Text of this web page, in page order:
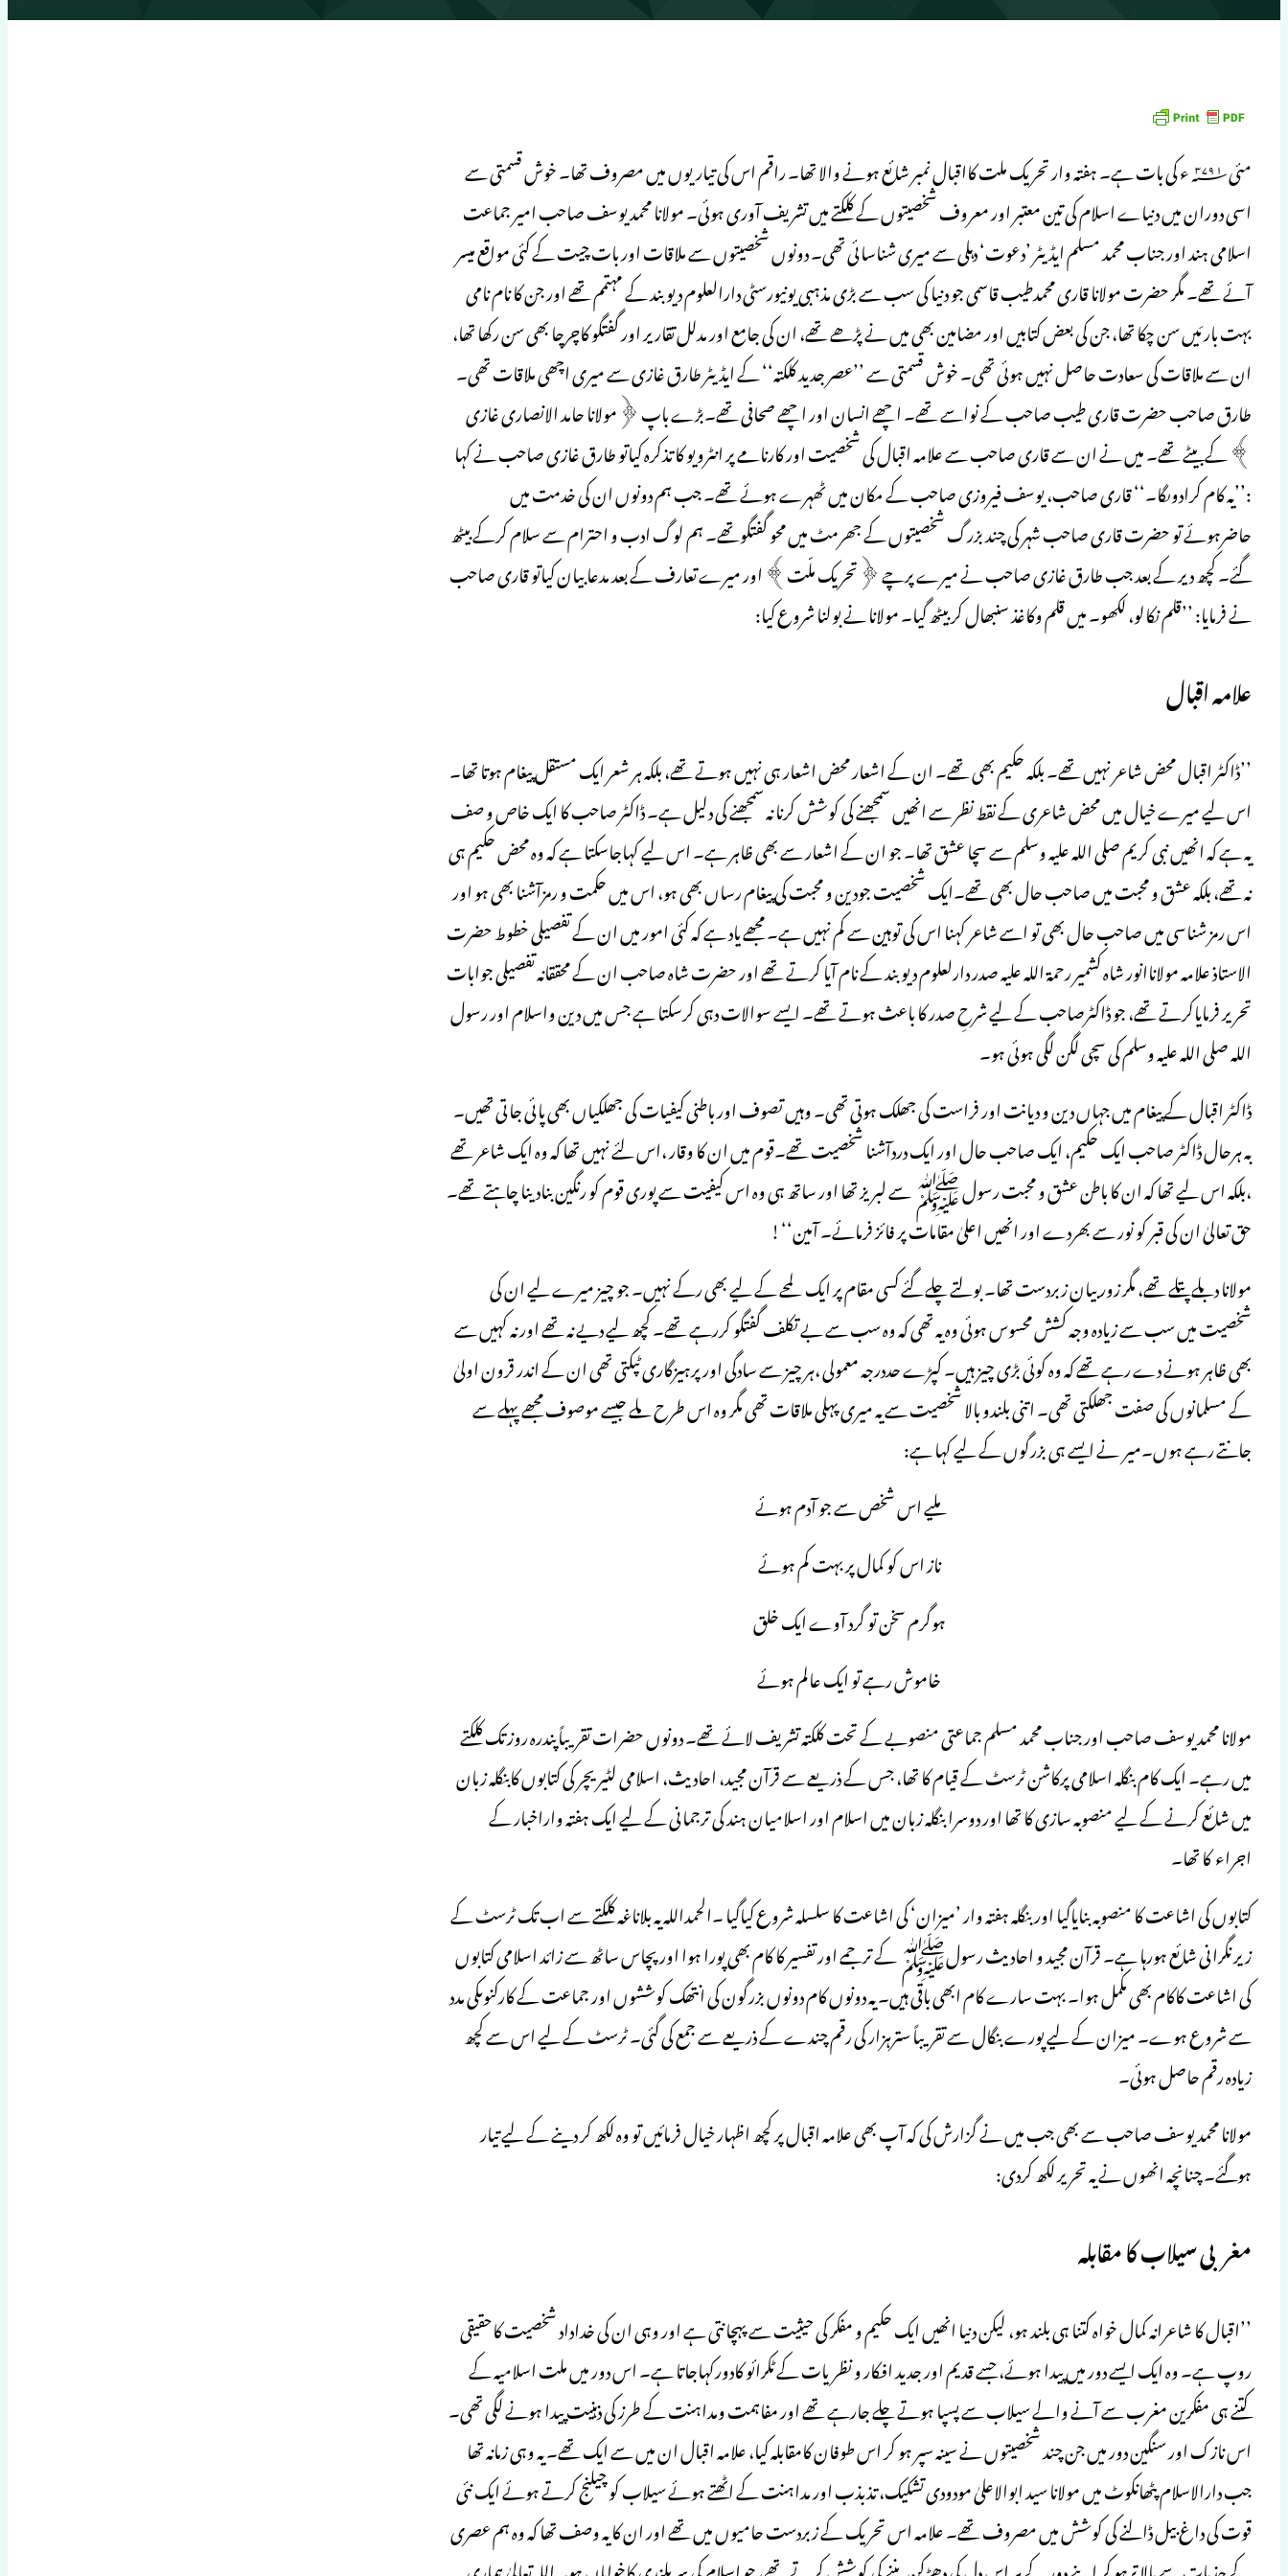
مئی۱۹۷۳؁ء کی بات ہے۔ ہفتہ وار تحریک ملت کااقبال نمبر شائع ہونے والا تھا۔ راقم اس کی تیاریوں میں مصروف تھا۔ خوش قسمتی سے
اسی دوران میں دنیاے اسلام کی تین معتبر اور معروف شخصیتوں کے کلکتے میں تشریف آوری ہوئی۔ مولانا محمد یوسف صاحب امیر جماعت
اسلامی ہند اور جناب محمد مسلم ایڈیٹر ’دعوت‘ دہلی سے میری شناسائی تھی۔ دونوں شخصیتوں سے ملاقات اور بات چیت کے کئی مواقع میسر
آئے تھے۔ مگر حضرت مولانا قاری محمدطیب قاسمی جو دنیا کی سب سے بڑی مذہبی یونیورسٹی دارالعلوم دیوبند کے مہتمم تھے اور جن کا نام نامی
بہت بار مَیں سن چکا تھا، جن کی بعض کتابیں اور مضامین بھی میں نے پڑھے تھے، ان کی جامع اور مدلل تقاریر اور گفتگو کاچرچا بھی سن رکھا تھا،
ان سے ملاقات کی سعادت حاصل نہیں ہوئی تھی۔ خوش قسمتی سے ’’عصر جدید کلکتہ‘‘ کے ایڈیٹر طارق غازی سے میری اچھی ملاقات تھی۔
طارق صاحب حضرت قاری طیب صاحب کے نواسے تھے۔ اچھے انسان اور اچھے صحافی تھے۔بڑے باپ ﴿مولانا حامد الانصاری غازی
﴾ کے بیٹے تھے۔ میں نے ان سے قاری صاحب سے علامہ اقبال کی شخصیت اور کارنامے پر انٹرویو کا تذکرہ کیاتو طارق غازی صاحب نے کہا
:’’یہ کام کرادوںگا۔‘‘ قاری صاحب، یوسف فیروزی صاحب کے مکان میں ٹھہرے ہوئے تھے۔ جب ہم دونوں ان کی خدمت میں
حاضرہوئے تو حضرت قاری صاحب شہر کی چند بزرگ شخصیتوں کے جھرمٹ میں محو گفتگوتھے۔ ہم لوگ ادب و احترام سے سلام کرکے بیٹھ
گئے۔ کچھ دیر کے بعد جب طارق غازی صاحب نے میرے پرچے ﴿تحریک ملّت﴾ اور میرے تعارف کے بعد مدعابیان کیاتو قاری صاحب
نے فرمایا: ’’قلم نکالو، لکھو۔ میں قلم وکاغذ سنبھال کر بیٹھ گیا۔ مولانا نے بولنا شروع کیا:
علامہ اقبال
’’ڈاکٹر اقبال محض شاعر نہیں تھے۔ بلکہ حکیم بھی تھے۔ ان کے اشعار محض اشعار ہی نہیں ہوتے تھے، بلکہ ہر شعر ایک مستقل پیغام ہوتا تھا۔
اس لیے میرے خیال میں محض شاعری کے نقط نظر سے انھیں سمجھنے کی کوشش کرنا نہ سمجھنے کی دلیل ہے۔ ڈاکٹر صاحب کا ایک خاص و صف
یہ ہے کہ انھیں نبی کریم صلی اللہ علیہ وسلم سے سچا عشق تھا۔ جو ان کے اشعار سے بھی ظاہر ہے۔ اس لیے کہاجاسکتا ہے کہ وہ محض حکیم ہی
نہ تھے، بلکہ عشق و محبت میں صاحب حال بھی تھے۔ایک شخصیت جودین و محبت کی پیغام رساں بھی ہو، اس میں حکمت و رمزآشنا بھی ہو اور
اس رمز شناسی میں صاحب حال بھی تو اسے شاعر کہنا اس کی توہین سے کم نہیں ہے۔ مجھے یاد ہے کہ کئی امور میں ان کے تفصیلی خطوط حضرت
الاستاذ علامہ مولاناانور شاہ کشمیر رحمۃ اللہ علیہ صدر دارلعلوم دیوبند کے نام آیا کرتے تھے اور حضرت شاہ صاحب ان کے محققانہ تفصیلی جوابات
تحریر فرمایاکرتے تھے، جو ڈاکٹرصاحب کے لیے شرحِ صدر کا باعث ہوتے تھے۔ ایسے سوالات دہی کرسکتا ہے جس میں دین واسلام اور رسول
اللہ صلی اللہ علیہ وسلم کی سچی لگن لگی ہوئی ہو۔
ڈاکٹر اقبال کے پیغام میں جہاں دین و دیانت اور فراست کی جھلک ہوتی تھی۔ وہیں تصوف اور باطنی کیفیات کی جھلکیاں بھی پائی جاتی تھیں۔
بہ ہرحال ڈاکٹر صاحب ایک حکیم، ایک صاحب حال اور ایک دردآشنا شخصیت تھے۔قوم میں ان کا وقار ،اس لئے نہیں تھا کہ وہ ایک شاعر تھے
،بلکہ اس لیے تھا کہ ان کا باطن عشق و محبت رسول ﷺ سے لبریز تھا اور ساتھ ہی وہ اس کیفیت سے پوری قوم کو رنگین بنادینا چاہتے تھے۔
حق تعالیٰ ان کی قبر کو نور سے بھردے اور انھیں اعلیٰ مقامات پر فائز فرمائے۔ آمین‘‘!
مولانا دبلے پتلے تھے، مگر زور بیان زبردست تھا۔ بولتے چلے گئے کسی مقام پر ایک لمحے کے لیے بھی رکے نہیں۔ جو چیز میرے لیے ان کی
شخصیت میں سب سے زیادہ وجہ کشش محسوس ہوئی وہ یہ تھی کہ وہ سب سے بے تکلف گفتگو کررہے تھے۔ کچھ لیے دیے نہ تھے اور نہ کہیں سے
بھی ظاہر ہونے دے رہے تھے کہ وہ کوئی بڑی چیز ہیں۔ کپڑے حددرجہ معمولی ،ہر چیز سے سادگی اور پرہیزگاری ٹپکتی تھی ان کے اندر قرون اولیٰ
کے مسلمانوں کی صفت جھلکتی تھی۔ اتنی بلندو بالا شخصیت سے یہ میری پہلی ملاقات تھی مگر وہ اس طرح ملے جیسے موصوف مجھے پہلے سے
جانتے رہے ہوں۔میر نے ایسے ہی بزرگوں کے لیے کہا ہے:
ملیے اس شخص سے جو آدم ہوئے
ناز اس کو کمال پر بہت کم ہوئے
ہوگرم سخن تو گرد آوے ایک خلق
خاموش رہے تو ایک عالم ہوئے
مولانا محمد یوسف صاحب اور جناب محمد مسلم جماعتی منصوبے کے تحت کلکتہ تشریف لائے تھے۔ دونوں حضرات تقریباًپندرہ روز تک کلکتے
میں رہے۔ ایک کام بنگلہ اسلامی پرکاشن ٹرسٹ کے قیام کا تھا، جس کے ذریعے سے قرآن مجید، احادیث، اسلامی لٹیریچر کی کتابوں کابنگلہ زبان
میں شائع کرنے کے لیے منصوبہ سازی کا تھا اور دوسرا بنگلہ زبان میں اسلام اور اسلامیان ہند کی ترجمانی کے لیے ایک ہفتہ واراخبار کے
اجراء کا تھا۔
کتابوں کی اشاعت کا منصوبہ بنایاگیا اور بنگلہ ہفتہ وار ’میزان‘ کی اشاعت کا سلسلہ شروع کیاگیا ۔الحمداللہ یہ بلاناغہ کلکتے سے اب تک ٹرسٹ کے
زیر نگرانی شائع ہورہا ہے۔ قرآن مجید و احادیث رسولﷺ کے ترجمے اور تفسیر کا کام بھی پورا ہوا اور پچاس ساٹھ سے زائد اسلامی کتابوں
کی اشاعت کاکام بھی مکمل ہوا۔ بہت سارے کام ابھی باقی ہیں۔ یہ دونوں کام دونوں بزرگون کی انتھک کوششوں اور جماعت کے کارکنوںکی مدد
سے شروع ہوے۔ میزان کے لیے پورے بنگال سے تقریباً سترہزار کی رقم چندے کے ذریعے سے جمع کی گئی۔ ٹرسٹ کے لیے اس سے کچھ
زیادہ رقم حاصل ہوئی۔
مولانا محمد یوسف صاحب سے بھی جب میں نے گزارش کی کہ آپ بھی علامہ اقبال پر کچھ اظہار خیال فرمائیں تو وہ لکھ کر دینے کے لیے تیار
ہوگئے۔ چنانچہ انھوں نے یہ تحریر لکھ کردی:
مغربی سیلاب کا مقابلہ
’’اقبال کا شاعرانہ کمال خواہ کتنا ہی بلند ہو، لیکن دنیا انھیں ایک حکیم و مفکر کی حیثیت سے پہچانتی ہے اور وہی ان کی خداداد شخصیت کاحقیقی
روپ ہے۔ وہ ایک ایسے دور میں پیدا ہوئے، جسے قدیم اور جدید افکار و نظریات کے ٹکرائو کادورکہاجاتا ہے۔ اس دور میں ملت اسلامیہ کے
کتنے ہی مفکرین مغرب سے آنے والے سیلاب سے پسپا ہوتے چلے جارہے تھے اور مفاہمت ومداہنت کے طرز کی ذہنیت پیدا ہونے لگی تھی۔
اس نازک اور سنگین دور میں جن چند شخصیتوں نے سینہ سپر ہو کر اس طوفان کامقابلہ کیا، علامہ اقبال ان میں سے ایک تھے۔ یہ وہی زمانہ تھا
جب دارالاسلام پٹھانکوٹ میں مولانا سید ابوالاعلیٰ مودودی تشکیک، تذبذب اور مداہنت کے اٹھتے ہوئے سیلاب کو چیلنج کرتے ہوئے ایک نئی
قوت کی داغ بیل ڈالنے کی کوشش میں مصروف تھے۔ علامہ اس تحریک کے زبردست حامیوں میں تھے اور ان کا یہ وصف تھا کہ وہ ہم عصری